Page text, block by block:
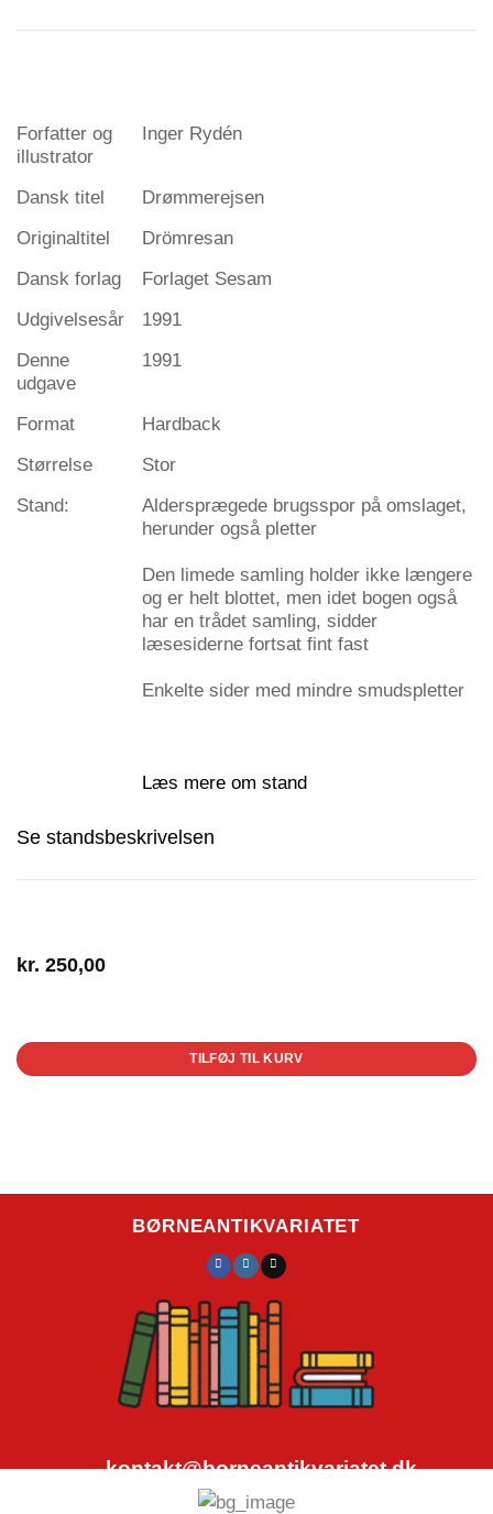
Forfatter og
illustrator
Inger Rydén
Dansk titel
Drømmerejsen
Originaltitel
Drömresan
Dansk forlag
Forlaget Sesam
Udgivelsesår
1991
Denne
udgave
1991
Format
Hardback
Størrelse
Stor
Stand:
Aldersprægede brugsspor på omslaget,
herunder også pletter
Den limede samling holder ikke længere
og er helt blottet, men idet bogen også
har en trådet samling, sidder
læsesiderne fortsat fint fast
Enkelte sider med mindre smudspletter
Læs mere om stand
Se standsbeskrivelsen
kr. 250,00
TILFØJ TIL KURV
BØRNEANTIKVARIATET
kontakt@borneantikvariatet.dk